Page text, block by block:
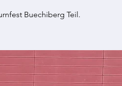
Buechiberg Teil.